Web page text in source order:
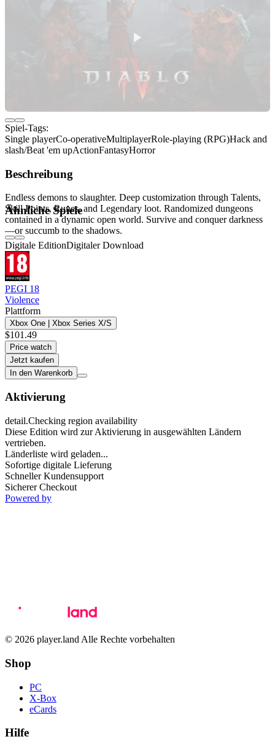
Spiel-Tags:
Single playerCo-operativeMultiplayerRole-playing (RPG)Hack and
slash/Beat 'em upActionFantasyHorror
Beschreibung
Endless demons to slaughter. Deep customization through Talents,
Skill Points, Runes, and Legendary loot. Randomized dungeons
contained in a dynamic open world. Survive and conquer darkness
—or succumb to the shadows.
Ähnliche Spiele
Digitale EditionDigitaler Download
PEGI 18
Violence
Plattform
Xbox One | Xbox Series X/S
$101.49
Price watch
Jetzt kaufen
In den Warenkorb
Aktivierung
detail.Checking region availability
Diese Edition wird zur Aktivierung in ausgewählten Ländern
vertrieben.
Länderliste wird geladen...
Sofortige digitale Lieferung
Schneller Kundensupport
Sicherer Checkout
Powered by
© 2026 player.land Alle Rechte vorbehalten
Shop
PC
X-Box
eCards
Hilfe